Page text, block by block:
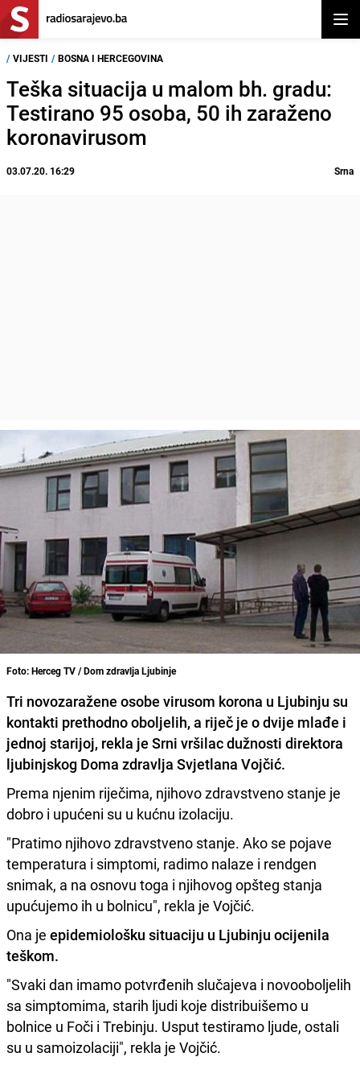
/ VIJESTI / BOSNA I HERCEGOVINA
Teška situacija u malom bh. gradu:
Testirano 95 osoba, 50 ih zaraženo
koronavirusom
03.07.20. 16:29 Srna
Foto: Herceg TV / Dom zdravlja Ljubinje
Tri novozaražene osobe virusom korona u Ljubinju su
kontakti prethodno oboljelih, a riječ je o dvije mlađe i
jednoj starijoj, rekla je Srni vršilac dužnosti direktora
ljubinjskog Doma zdravlja Svjetlana Vojčić.
Prema njenim riječima, njihovo zdravstveno stanje je
dobro i upućeni su u kućnu izolaciju.
"Pratimo njihovo zdravstveno stanje. Ako se pojave
temperatura i simptomi, radimo nalaze i rendgen
snimak, a na osnovu toga i njihovog opšteg stanja
upućujemo ih u bolnicu", rekla je Vojčić.
Ona je epidemiološku situaciju u Ljubinju ocijenila
teškom.
"Svaki dan imamo potvrđenih slučajeva i novooboljelih
sa simptomima, starih ljudi koje distribuišemo u
bolnice u Foči i Trebinju. Usput testiramo ljude, ostali
su u samoizolaciji", rekla je Vojčić.